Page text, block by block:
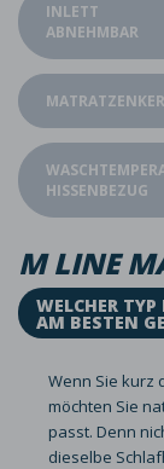
INLETT
ABNEHMBAR
HISSENBEZUG
M LINE
WELCHER
AM BESTEN
Wenn Sie kurz
möchten Sie
passt. Denn
dieselbe